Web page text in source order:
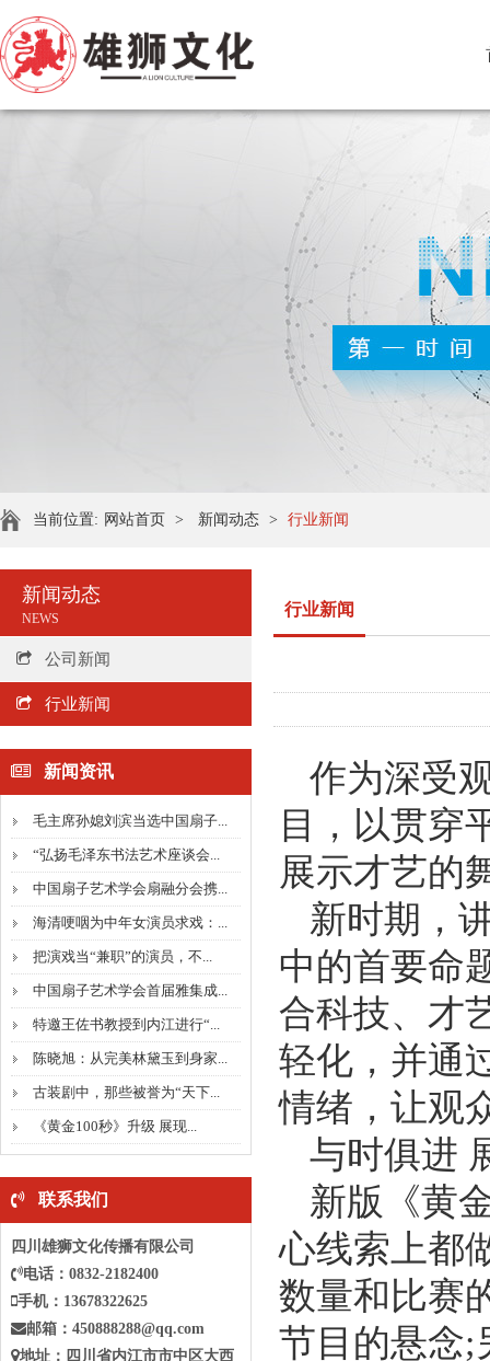
当前位置: 网站首页 > 新闻动态 > 行业新闻
新闻动态
NEWS
公司新闻
行业新闻
新闻资讯
毛主席孙媳刘滨当选中国扇子...
“弘扬毛泽东书法艺术座谈会...
中国扇子艺术学会扇融分会携...
海清哽咽为中年女演员求戏：...
把演戏当“兼职”的演员，不...
中国扇子艺术学会首届雅集成...
特邀王佐书教授到内江进行“...
陈晓旭：从完美林黛玉到身家...
古装剧中，那些被誉为“天下...
《黄金100秒》升级 展现...
联系我们
四川雄狮文化传播有限公司
电话：0832-2182400
手机：13678322625
邮箱： 450888288@qq.com
地址：四川省内江市市中 区大西
行业新闻
作为深受
目，以贯穿
展示才艺的
新时期，
中的首要命
合科技、才
轻化，并通
情绪，让观
与时俱进
新版《黄
心线索上都
数量和比赛
节目的悬念;